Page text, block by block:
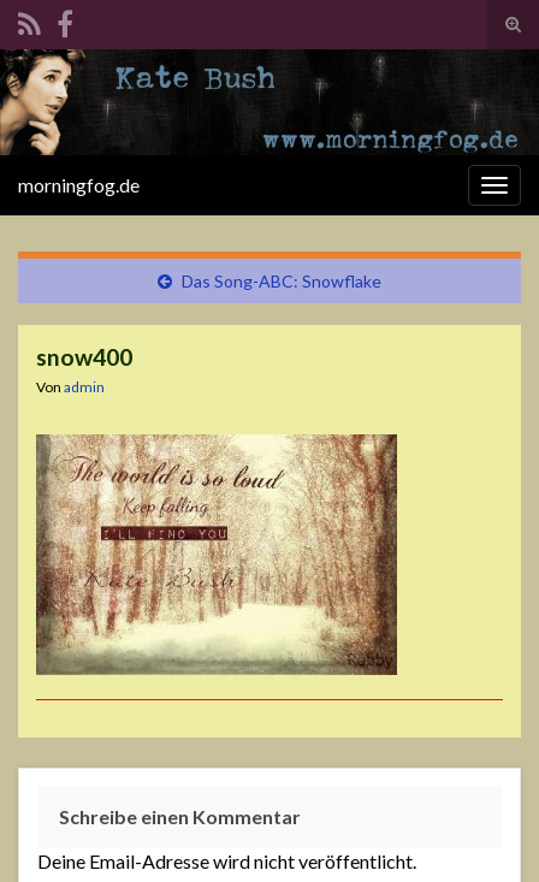
Search for:
morningfog.de
Das Song-ABC: Snowflake
snow400
Von admin
Schreibe einen Kommentar
Deine Email-Adresse wird nicht veröffentlicht.